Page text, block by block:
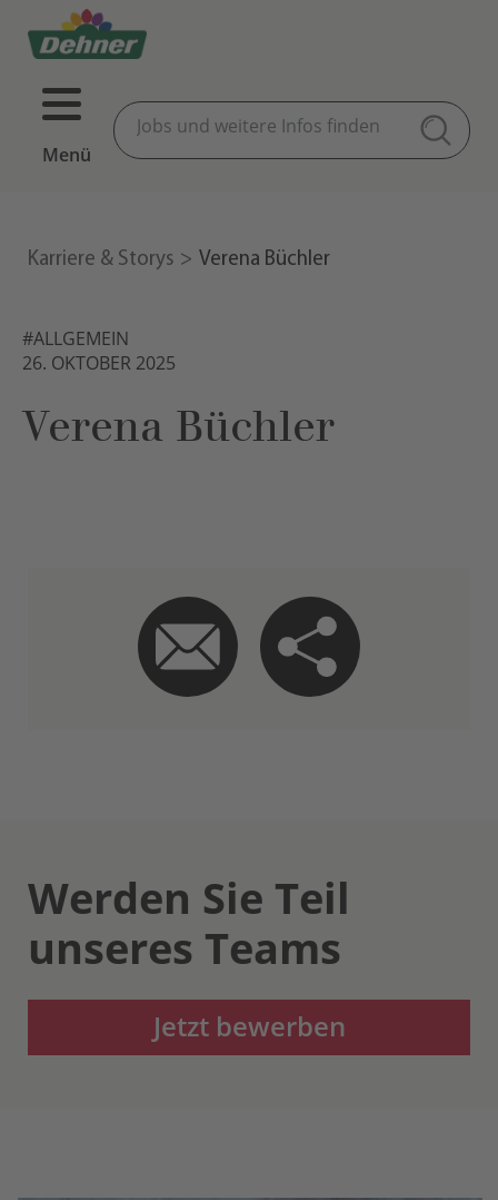
Menü
Karriere & Storys Verena Büchler
#ALLGEMEIN
26. OKTOBER 2025
Verena Büchler
Werden Sie Teil
unseres Teams
Jetzt bewerben